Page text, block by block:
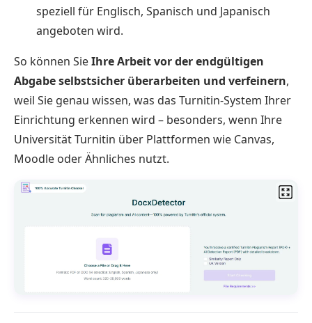
speziell für Englisch, Spanisch und Japanisch
angeboten wird.
So können SieIhre Arbeit vor der endgültigen
Abgabe selbstsicher überarbeiten und verfeinern,
weil Sie genau wissen, was das Turnitin-System Ihrer
Einrichtung erkennen wird – besonders, wenn Ihre
Universität Turnitin über Plattformen wie Canvas,
Moodle oder Ähnliches nutzt.